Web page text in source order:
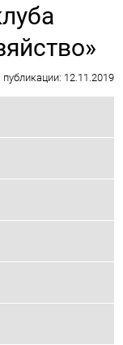
публикации: 12.11.2019